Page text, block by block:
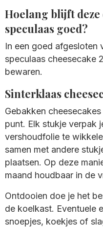
Hoelang blijft deze
speculaas goed?
In een goed afgesloten
speculaas cheesecake
bewaren.
Sinterklaas
Gebakken
punt. Elk stukje verpak
vershoudfolie te
samen met andere
plaatsen. Op deze
maand houdbaar in de
Ontdooien doe je het
de koelkast. Eventuele
snoepjes, koekjes of